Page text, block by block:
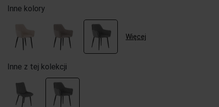
Inne kolory
Więcej
Inne z tej kolekcji